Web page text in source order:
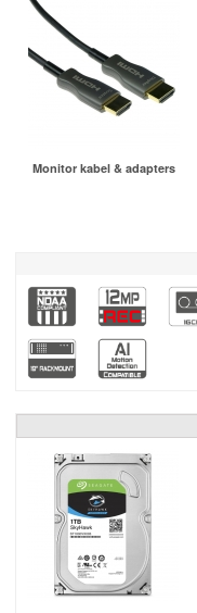
Monitor kabel & adapters